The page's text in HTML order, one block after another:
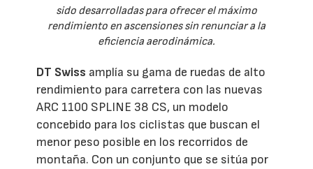
sido desarrolladas para ofrecer el máximo
rendimiento en ascensiones sin renunciar a la
eficiencia aerodinámica.
DT Swiss amplía su gama de ruedas de alto
rendimiento para carretera con las nuevas
ARC 1100 SPLINE 38 CS, un modelo
concebido para los ciclistas que buscan el
menor peso posible en los recorridos de
montaña. Con un conjunto que se sitúa por